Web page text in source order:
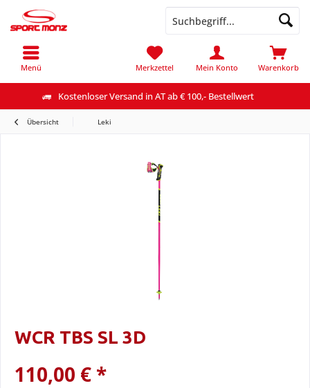
Kostenloser Versand in AT ab € 100,- Bestellwert
Menü Warenkorb
Merkzettel Mein Konto
Übersicht Leki
WCR TBS SL 3D
110,00 € *